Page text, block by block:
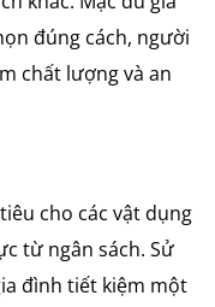
đúng cách, người
chất lượng và an
cho các vật dụng
từ ngân sách. Sử
đình tiết kiệm một